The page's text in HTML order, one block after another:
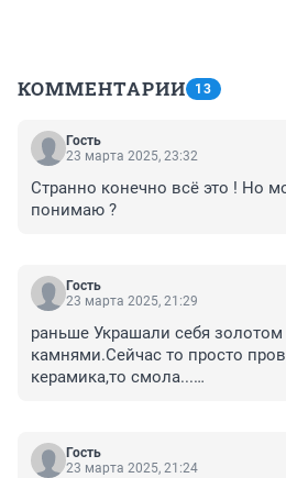
КОММЕНТАРИИ 13
Гость
23 марта 2025, 23:32
Странно конечно всё это ! Но
понимаю ?
Гость
23 марта 2025, 21:29
раньше Украшали себя
камнями.Сейчас то просто
керамика,то смола...
Гость
23 марта 2025, 21:24